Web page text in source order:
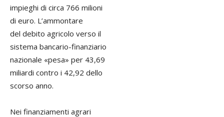
impieghi di circa 766 milioni
di euro. L’ammontare
del debito agricolo verso il
sistema bancario-finanziario
nazionale «pesa» per 43,69
miliardi contro i 42,92 dello
scorso anno.
Nei finanziamenti agrari